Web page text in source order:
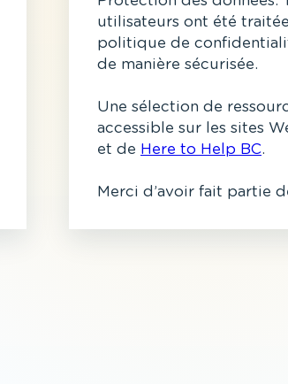
utilisateurs ont été
politique de
de manière sécurisée.
Une sélection de
accessible sur les sites
et de Here to Help BC.
Merci d’avoir fait partie